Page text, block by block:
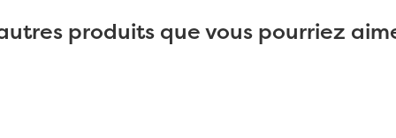
produits que vous pourriez